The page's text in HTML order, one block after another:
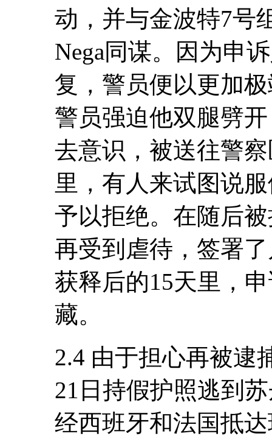
动，并与金波特7号
Nega同谋。因为申
复，警员便以更加
警员强迫他双腿劈
去意识，被送往警
里，有人来试图说
予以拒绝。在随后
再受到虐待，签署
获释后的15天里，
藏。
2.4 由于担心再被逮
21日持假护照逃到
经西班牙和法国抵